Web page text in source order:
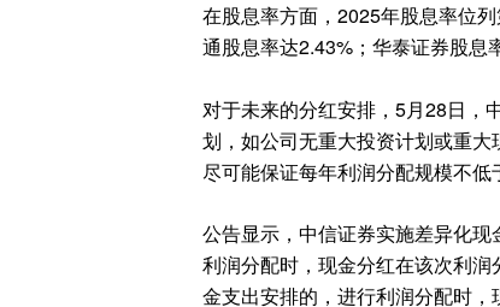
在股息率方面，2025年股息率位
通股息率达2.43%；华泰证券股息
对于未来的分红安排，5月28日，
划，如公司无重大投资计划或重
尽可能保证每年利润分配规模不低
公告显示，中信证券实施差异化
利润分配时，现金分红在该次利
金支出安排的，进行利润分配时